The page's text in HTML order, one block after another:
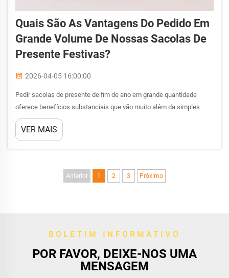
Quais São As Vantagens Do Pedido Em
Grande Volume De Nossas Sacolas De
Presente Festivas?
2026-04-05 16:00:00
Pedir sacolas de presente de fim de ano em grande quantidade
oferece benefícios substanciais que vão muito além da simples
economia de custos, transformando a forma como as empresas
abordam suas estratégias sazonais de embalagem. Quando as
VER MAIS
Anterior 1 2 3 Próximo
BOLETIM INFORMATIVO
POR FAVOR, DEIXE-NOS UMA
MENSAGEM